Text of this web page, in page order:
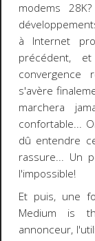
modems 28K
à Internet
précédent,
convergence
s'avère
marchera
confortable...
dû entendre
rassure... Un
l'impossible!
Et puis, une
Medium is
annonceur,